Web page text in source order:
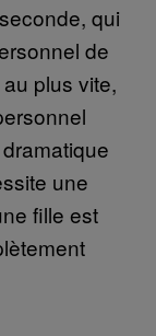
qui
de
plus vite,
une
fille est